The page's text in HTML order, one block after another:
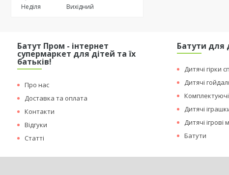
Неділя
Вихідний
Батут Пром - інтернет
супермаркет для дітей та їх
батьків!
Про нас
Доставка та оплата
Контакти
Відгуки
Статті
Батути для
Дитячі гірки
Дитячі
Дитячі
Дитячі
Батути